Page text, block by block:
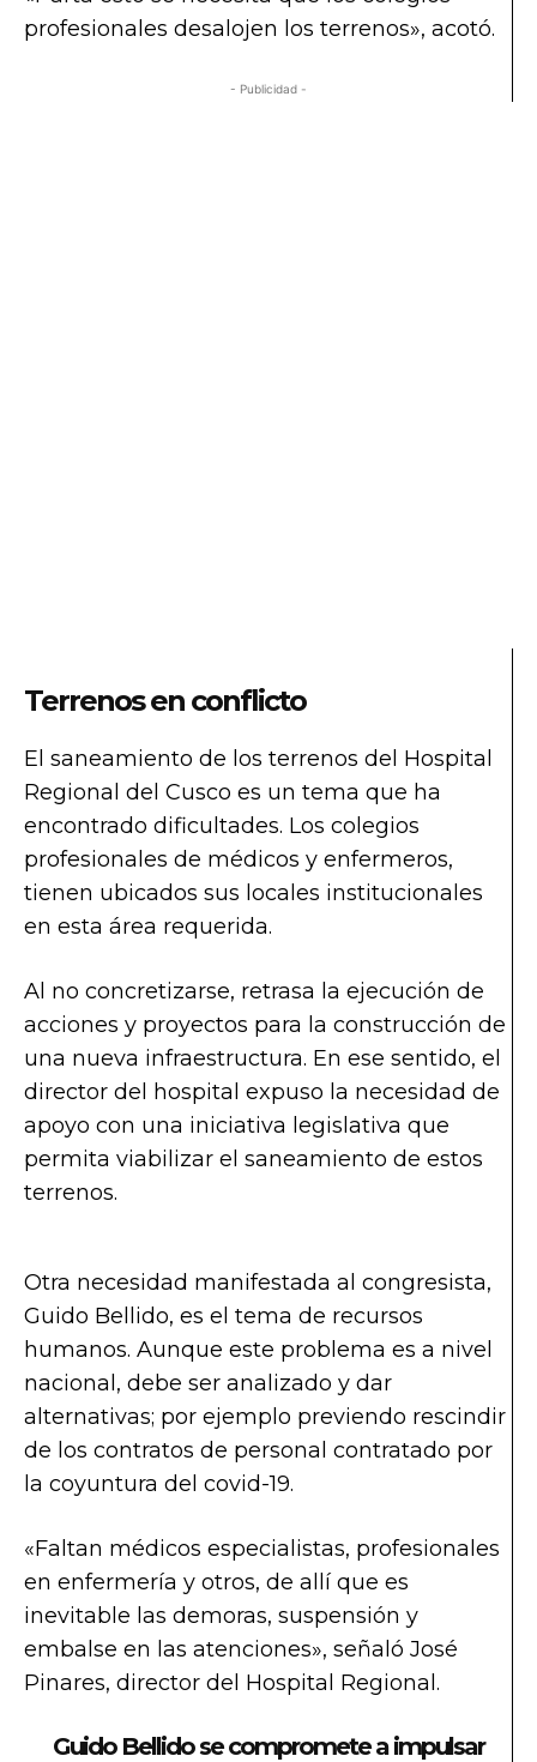
profesionales desalojen los terrenos», acotó.
- Publicidad -
Terrenos en conflicto
El saneamiento de los terrenos del Hospital
Regional del Cusco es un tema que ha
encontrado dificultades. Los colegios
profesionales de médicos y enfermeros,
tienen ubicados sus locales institucionales
en esta área requerida.
Al no concretizarse, retrasa la ejecución de
acciones y proyectos para la construcción de
una nueva infraestructura. En ese sentido, el
director del hospital expuso la necesidad de
apoyo con una iniciativa legislativa que
permita viabilizar el saneamiento de estos
terrenos.
Otra necesidad manifestada al congresista,
Guido Bellido, es el tema de recursos
humanos. Aunque este problema es a nivel
nacional, debe ser analizado y dar
alternativas; por ejemplo previendo rescindir
de los contratos de personal contratado por
la coyuntura del covid-19.
«Faltan médicos especialistas, profesionales
en enfermería y otros, de allí que es
inevitable las demoras, suspensión y
embalse en las atenciones», señaló José
Pinares, director del Hospital Regional.
Guido Bellido se compromete a impulsar